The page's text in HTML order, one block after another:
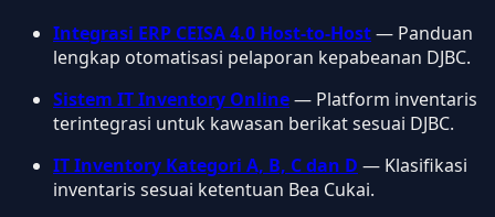
Integrasi ERP CEISA 4.0 Host-to-Host— Panduan
lengkap otomatisasi pelaporan kepabeanan DJBC.
Sistem IT Inventory Online— Platform inventaris
terintegrasi untuk kawasan berikat sesuai DJBC.
IT Inventory Kategori A, B, C dan D — Klasifikasi
inventaris sesuai ketentuan Bea Cukai.